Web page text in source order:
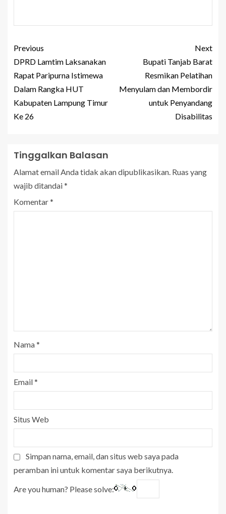
Previous
DPRD Lamtim Laksanakan
Rapat Paripurna Istimewa
Dalam Rangka HUT
Kabupaten Lampung Timur
Ke 26
Next
Bupati Tanjab Barat
Resmikan Pelatihan
Menyulam dan Membordir
untuk Penyandang
Disabilitas
Tinggalkan Balasan
Alamat email Anda tidak akan dipublikasikan. Ruas yang
wajib ditandai*
Komentar*
Nama*
Email*
Situs Web
Simpan nama, email, dan situs web saya pada
peramban ini untuk komentar saya berikutnya.
Are you human? Please solve: